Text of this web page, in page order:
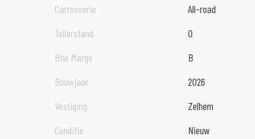
Carrosserie
All-road
Tellerstand
0
Btw Marge
B
Bouwjaar
2026
Vestiging
Zelhem
Conditie
Nieuw